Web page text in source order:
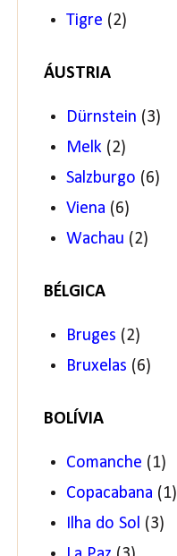
Tigre (2)
ÁUSTRIA
Dürnstein (3)
Melk (2)
Salzburgo (6)
Viena (6)
Wachau (2)
BÉLGICA
Bruges (2)
Bruxelas (6)
BOLÍVIA
Comanche (1)
Copacabana (1)
Ilha do Sol (3)